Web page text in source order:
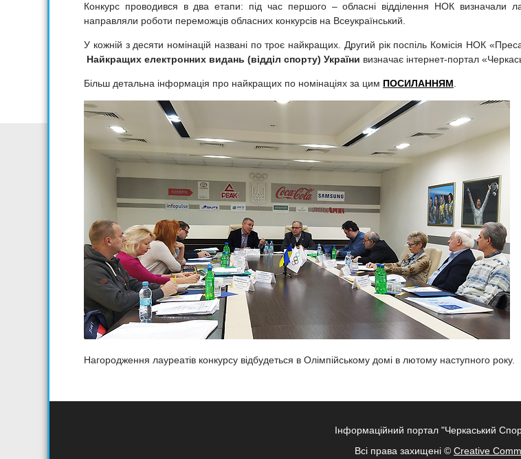
Конкурс проводився в два етапи: під час першого – обласні відділення НОК визначали
направляли роботи переможців обласних конкурсів на Всеукраїнський.
У кожній з десяти номінацій названі по троє найкращих. Другий рік поспіль Комісія НОК
Найкращих електронних видань (відділ спорту) України визначає інтернет-портал
Більш детальна інформація про найкращих по номінаціях за цим ПОСИЛАННЯМ.
Нагородження лауреатів конкурсу відбудеться в Олімпійському домі в лютому наступного року.
Інформаційний портал "Черкаський
Всі права захищені © Creative